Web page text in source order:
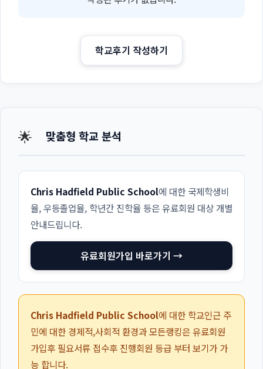
학교후기 작성하기
🌟 맞춤형 학교 분석
Chris Hadfield Public School에 대한 국제학생비
율, 우등졸업율, 학년간 진학율 등은 유료회원 대상 개별
안내드립니다.
유료회원가입 바로가기 →
Chris Hadfield Public School에 대한 학교인근 주
민에 대한 경제적,사회적 환경과 모든랭킹은 유료회원
가입후 필요서류 접수후 진행회원 등급 부터 보기가 가
능 합니다.